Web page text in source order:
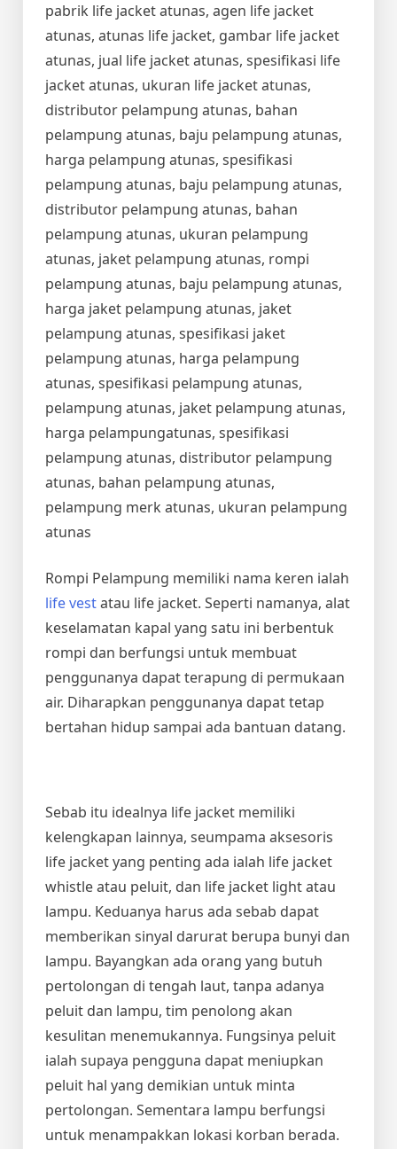
pabrik life jacket atunas, agen life jacket
atunas, atunas life jacket, gambar life jacket
atunas, jual life jacket atunas, spesifikasi life
jacket atunas, ukuran life jacket atunas,
distributor pelampung atunas, bahan
pelampung atunas, baju pelampung atunas,
harga pelampung atunas, spesifikasi
pelampung atunas, baju pelampung atunas,
distributor pelampung atunas, bahan
pelampung atunas, ukuran pelampung
atunas, jaket pelampung atunas, rompi
pelampung atunas, baju pelampung atunas,
harga jaket pelampung atunas, jaket
pelampung atunas, spesifikasi jaket
pelampung atunas, harga pelampung
atunas, spesifikasi pelampung atunas,
pelampung atunas, jaket pelampung atunas,
harga pelampungatunas, spesifikasi
pelampung atunas, distributor pelampung
atunas, bahan pelampung atunas,
pelampung merk atunas, ukuran pelampung
atunas
Rompi Pelampung memiliki nama keren ialah
life vestatau life jacket. Seperti namanya, alat
keselamatan kapal yang satu ini berbentuk
rompi dan berfungsi untuk membuat
penggunanya dapat terapung di permukaan
air. Diharapkan penggunanya dapat tetap
bertahan hidup sampai ada bantuan datang.
Sebab itu idealnya life jacket memiliki
kelengkapan lainnya, seumpama aksesoris
life jacket yang penting ada ialah life jacket
whistle atau peluit, dan life jacket light atau
lampu. Keduanya harus ada sebab dapat
memberikan sinyal darurat berupa bunyi dan
lampu. Bayangkan ada orang yang butuh
pertolongan di tengah laut, tanpa adanya
peluit dan lampu, tim penolong akan
kesulitan menemukannya. Fungsinya peluit
ialah supaya pengguna dapat meniupkan
peluit hal yang demikian untuk minta
pertolongan. Sementara lampu berfungsi
untuk menampakkan lokasi korban berada.